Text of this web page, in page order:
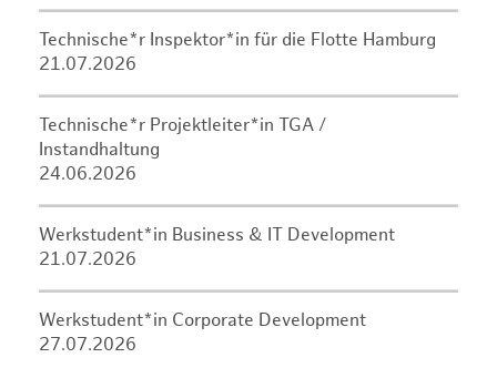
Technische*r Inspektor*in für die Flotte Hamburg
21.07.2026
Technische*r Projektleiter*in TGA /
Instandhaltung
24.06.2026
Werkstudent*in Business & IT Development
21.07.2026
Werkstudent*in Corporate Development
27.07.2026